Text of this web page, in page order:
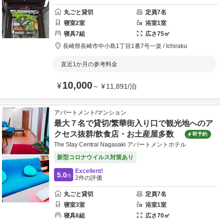
丸ごと貸切 定員7名
寝室2室 浴室1室
寝具7組 広さ75㎡
長崎県長崎市中小島1丁目1番7号一楽 / Ichiraku
直近1か月の参考料金
¥10,000～ ¥11,891/泊
アパートメント/マンション
最大７名で貸切/繁華街入り口で観光地へのア
クセス抜群/飲食店・お土産屋多数
即予約
The Stay Central Nagasaki アパートメントホテル
新型コロナウイルス対策あり
5.0/5
Excellent!
2件の評価
丸ごと貸切 定員7名
寝室3室 浴室1室
寝具6組 広さ70㎡